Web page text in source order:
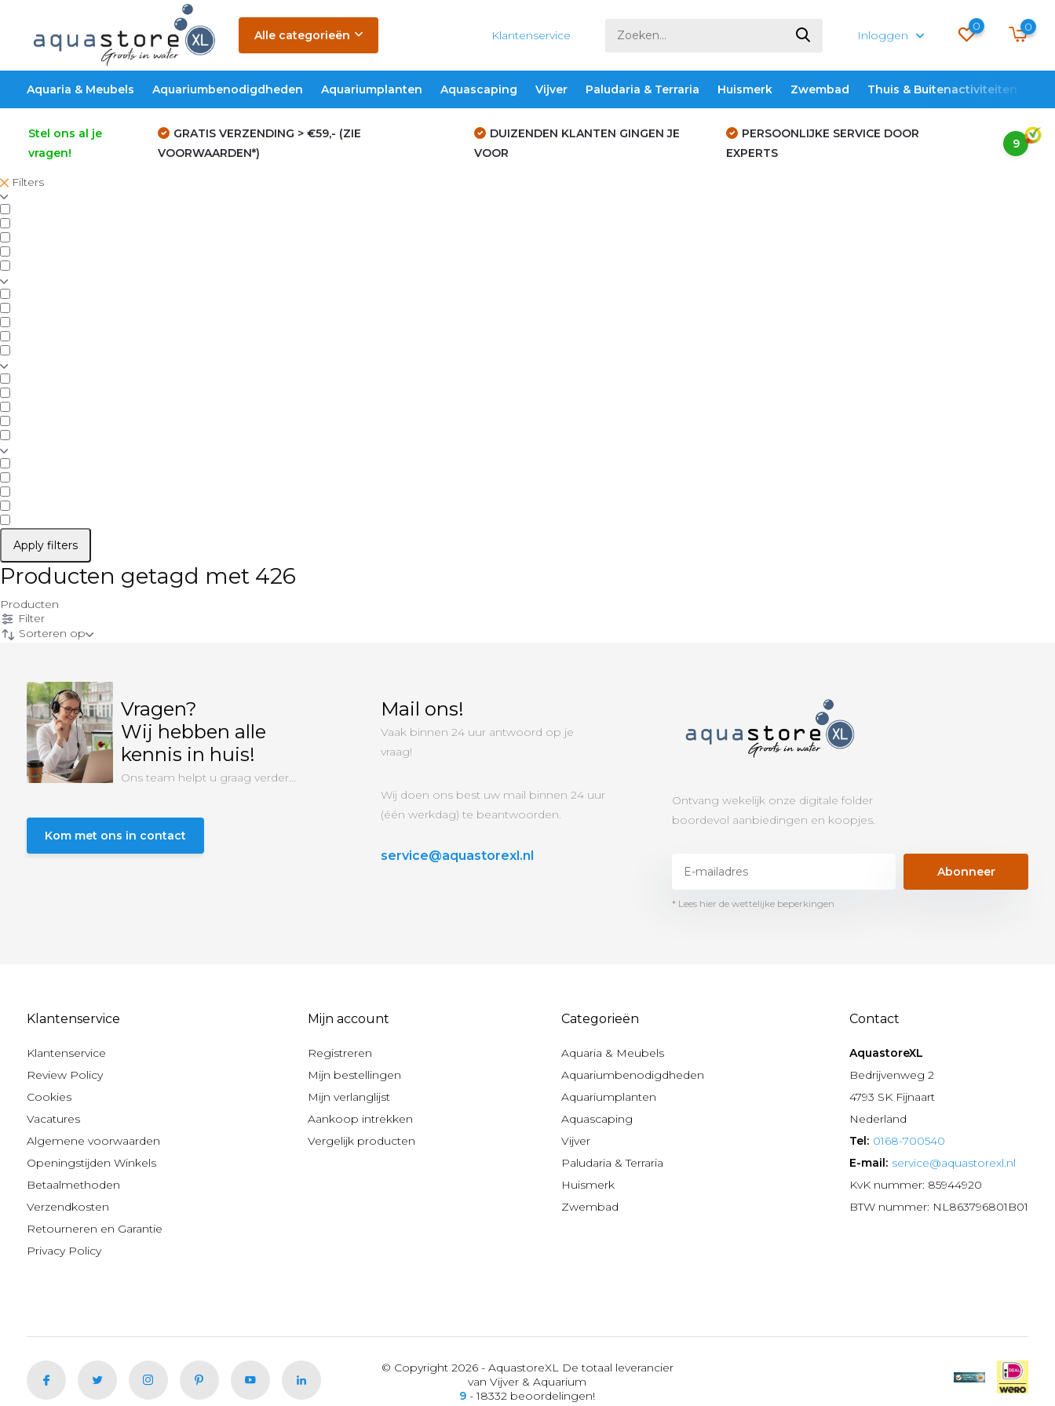
Alle categorieën Klantenservice Inloggen
0 0
Aquaria & Meubels Aquariumbenodigdheden Aquariumplanten Aquascaping Vijver Paludaria & Terraria Huismerk Zwembad Thuis & Buitenactiviteiten
Stel ons al je
vragen!
GRATIS VERZENDING > €59,- (ZIE
VOORWAARDEN*)
DUIZENDEN KLANTEN GINGEN JE
VOOR
PERSOONLIJKE SERVICE DOOR
EXPERTS
9
Filters
Apply filters
Producten getagd met 426
Producten
Filter
Sorteren op
Vragen?
Wij hebben alle
kennis in huis!
Ons team helpt u graag verder...
Kom met ons in contact
Mail ons!
Vaak binnen 24 uur antwoord op je
vraag!
Wij doen ons best uw mail binnen 24 uur
(één werkdag) te beantwoorden.
service@aquastorexl.nl
Ontvang wekelijk onze digitale folder
boordevol aanbiedingen en koopjes.
Abonneer
* Lees hier de wettelijke beperkingen
Klantenservice
Klantenservice
Review Policy
Cookies
Vacatures
Algemene voorwaarden
Openingstijden Winkels
Betaalmethoden
Verzendkosten
Retourneren en Garantie
Privacy Policy
Mijn account
Registreren
Mijn bestellingen
Mijn verlanglijst
Aankoop intrekken
Vergelijk producten
Categorieën
Aquaria & Meubels
Aquariumbenodigdheden
Aquariumplanten
Aquascaping
Vijver
Paludaria & Terraria
Huismerk
Zwembad
Contact
AquastoreXL
Bedrijvenweg 2
4793 SK Fijnaart
Nederland
Tel: 0168-700540
E-mail: service@aquastorexl.nl
KvK nummer: 85944920
BTW nummer: NL863796801B01
© Copyright 2026 - AquastoreXL De totaal leverancier
van Vijver & Aquarium
9 - 18332 beoordelingen!